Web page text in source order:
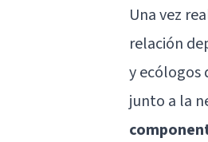
Una vez
relación
y
junto a la